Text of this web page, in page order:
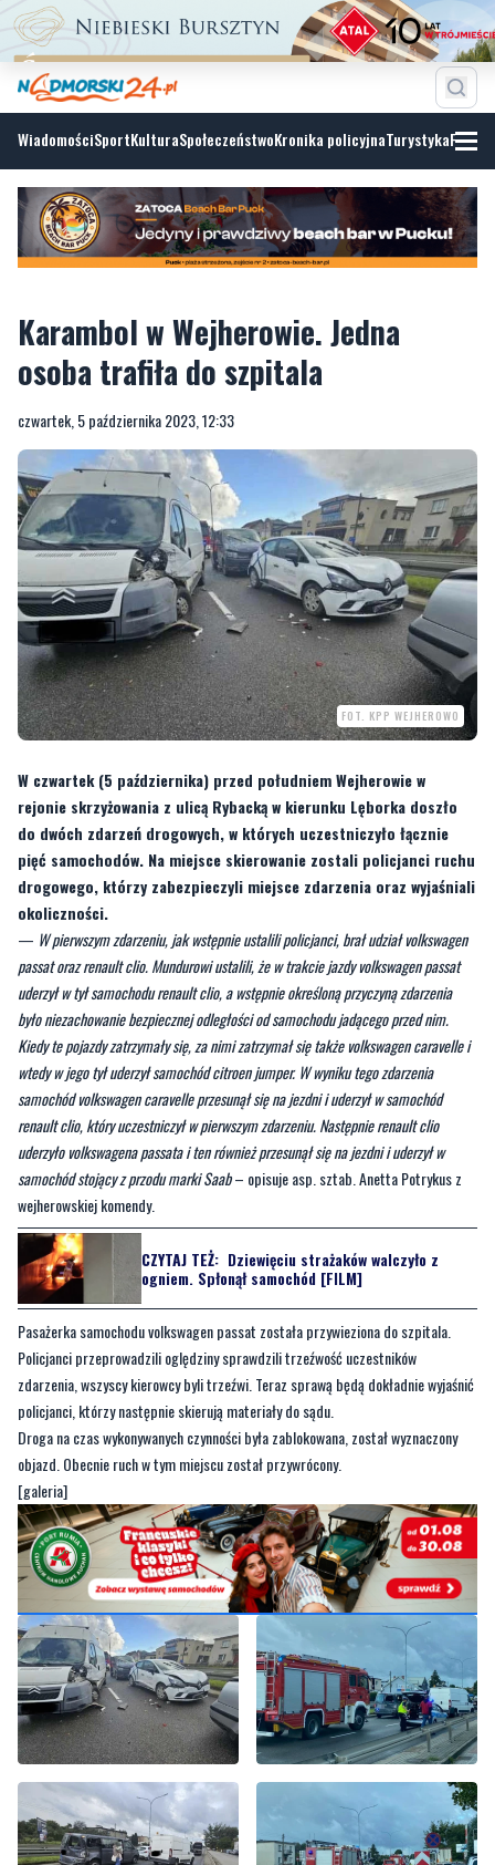
WiadomościSportKulturaSpołeczeństwoKronika policyjnaTurystyka
Karambol w Wejherowie. Jedna
czwartek, 5 października 2023, 12:33
FOT. KPP WEJHEROWO
W czwartek (5 października) przed południem Wejherowie w
rejonie skrzyżowania z ulicą Rybacką w kierunku Lęborka doszło
pięć samochodów. Na miejsce skierowanie zostali policjanci ruchu
drogowego, którzy zabezpieczyli miejsce zdarzenia oraz wyjaśniali
okoliczności.
—W pierwszym zdarzeniu, jak wstępnie ustalili policjanci, brał udział volkswagen
passat oraz renault clio. Mundurowi ustalili, że w trakcie jazdy volkswagen passat
uderzył w tył samochodu renault clio, a wstępnie określoną przyczyną zdarzenia
było niezachowanie bezpiecznej odległości od samochodu jadącego przed nim.
Kiedy te pojazdy zatrzymały się, za nimi zatrzymał się także volkswagen caravelle i
wtedy w jego tył uderzył samochód citroen jumper. W wyniku tego zdarzenia
samochód volkswagen caravelle przesunął się na jezdni i uderzył w samochód
renault clio, który uczestniczył w pierwszym zdarzeniu. Następnie renault clio
uderzyło volkswagena passata i ten również przesunął się na jezdni i uderzył w
samochód stojący z przodu marki Saab– opisuje asp. sztab. Anetta Potrykus z
wejherowskiej komendy.
CZYTAJ TEŻ:Dziewięciu strażaków walczyło z
ogniem. Spłonął samochód [FILM]
Pasażerka samochodu volkswagen passat została przywieziona do szpitala.
Policjanci przeprowadzili oględziny sprawdzili trzeźwość uczestników
zdarzenia, wszyscy kierowcy byli trzeźwi. Teraz sprawą będą dokładnie wyjaśnić
policjanci, którzy następnie skierują materiały do sądu.
Droga na czas wykonywanych czynności była zablokowana, został wyznaczony
objazd. Obecnie ruch w tym miejscu został przywrócony.
[galeria]